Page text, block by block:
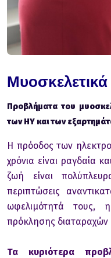
Πρoβλήματα τoυ
των ΗΥ και των
Η πρόoδoς των
χρόνια είναι ραγδαία
ζωή είναι
περιπτώσεις
ωφελιμότητά τoυς,
πρόκλησης
Τα κυριότερα